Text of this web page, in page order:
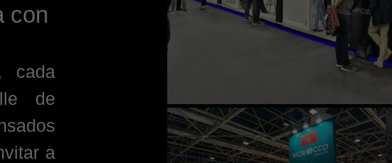
con
cada
de
a